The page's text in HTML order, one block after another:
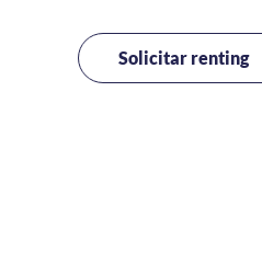
Solicitar renting